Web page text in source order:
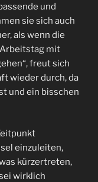
und
sie sich auch
als wenn die
mit
freut sich
wieder durch, da
und ein bisschen
einzuleiten,
kürzertreten,
wirklich